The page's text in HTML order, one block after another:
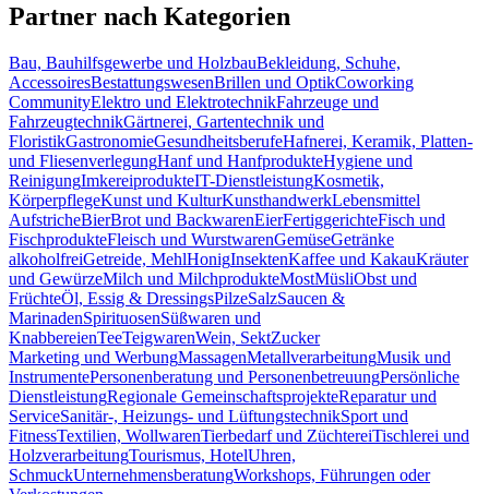
Partner nach Kategorien
Bau, Bauhilfsgewerbe und HolzbauBekleidung, Schuhe,
AccessoiresBestattungswesenBrillen und OptikCoworking
CommunityElektro und ElektrotechnikFahrzeuge und
FahrzeugtechnikGärtnerei, Gartentechnik und
FloristikGastronomieGesundheitsberufeHafnerei, Keramik, Platten-
und FliesenverlegungHanf und HanfprodukteHygiene und
ReinigungImkereiprodukteIT-DienstleistungKosmetik,
KörperpflegeKunst und KulturKunsthandwerkLebensmittel
AufstricheBierBrot und BackwarenEierFertiggerichteFisch und
FischprodukteFleisch und WurstwarenGemüseGetränke
alkoholfreiGetreide, MehlHonigInsektenKaffee und KakauKräuter
und GewürzeMilch und MilchprodukteMostMüsliObst und
FrüchteÖl, Essig & DressingsPilzeSalzSaucen &
MarinadenSpirituosenSüßwaren und
KnabbereienTeeTeigwarenWein, SektZucker
Marketing und WerbungMassagenMetallverarbeitungMusik und
InstrumentePersonenberatung und PersonenbetreuungPersönliche
DienstleistungRegionale GemeinschaftsprojekteReparatur und
ServiceSanitär-, Heizungs- und LüftungstechnikSport und
FitnessTextilien, WollwarenTierbedarf und ZüchtereiTischlerei und
HolzverarbeitungTourismus, HotelUhren,
SchmuckUnternehmensberatungWorkshops, Führungen oder